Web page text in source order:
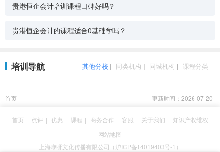
贵港恒企会计培训课程口碑好吗？
贵港恒企会计的课程适合0基础学吗？
其他分校 | 同类机构 | 同城机构 | 课程分类
培训导航
首页 更新时间：2026-07-20
首页 | 点评 | 优惠 | 课程 | 商务合作 | 客服 | 关于我们 | 知识产权维权
网站地图
上海咿呀文化传播有限公司（沪ICP备14019403号-1）